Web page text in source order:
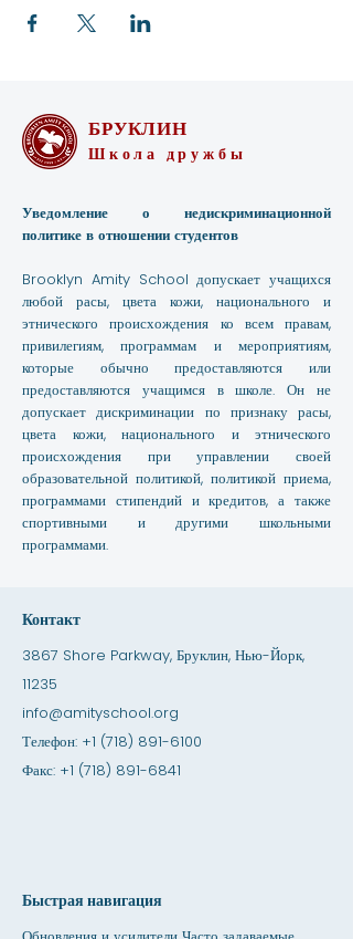
БРУКЛИН
Школа дружбы
Уведомление о недискриминационной
политике в отношении студентов
Brooklyn Amity School допускает учащихся
любой расы, цвета кожи, национального и
этнического происхождения ко всем правам,
привилегиям, программам и мероприятиям,
которые обычно предоставляются или
предоставляются учащимся в школе. Он не
допускает дискриминации по признаку расы,
цвета кожи, национального и этнического
происхождения при управлении своей
образовательной политикой, политикой приема,
программами стипендий и кредитов, а также
спортивными и другими школьными
программами.
Контакт
3867 Shore Parkway, Бруклин, Нью-Йорк,
11235
info@amityschool.org
Телефон: +1 (718) 891-6100
Факс: +1 (718) 891-6841
Быстрая навигация